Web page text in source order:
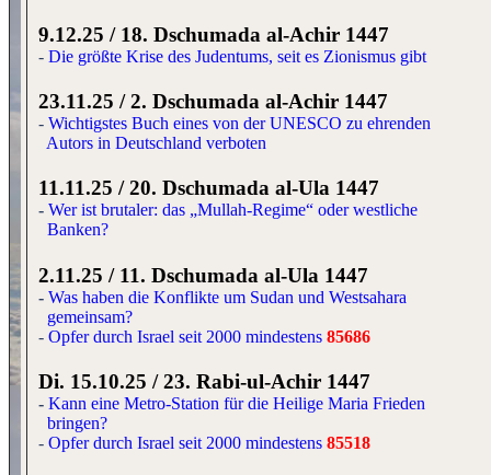
9.12.25 / 18. Dschumada al-Achir 1447
- Die größte Krise des Judentums, seit es Zionismus gibt
23.11.25 / 2. Dschumada al-Achir 1447
- Wichtigstes Buch eines von der UNESCO zu ehrenden
Autors in Deutschland verboten
11.11.25 / 20. Dschumada al-Ula 1447
- Wer ist brutaler: das „Mullah-Regime“ oder westliche
Banken?
2.11.25 / 11. Dschumada al-Ula 1447
- Was haben die Konflikte um Sudan und Westsahara
gemeinsam?
- Opfer durch Israel seit 2000 mindestens 85686
Di. 15.10.25 / 23. Rabi-ul-Achir 1447
- Kann eine Metro-Station für die Heilige Maria Frieden
bringen?
- Opfer durch Israel seit 2000 mindestens 85518